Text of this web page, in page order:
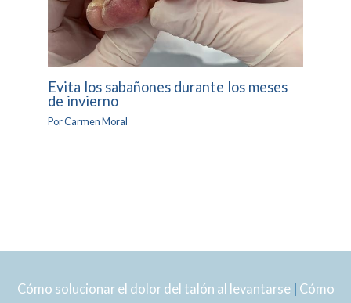
Evita los sabañones durante los meses
de invierno
PorCarmen Moral
Cómo solucionar el dolor del talón al levantarse| Cómo